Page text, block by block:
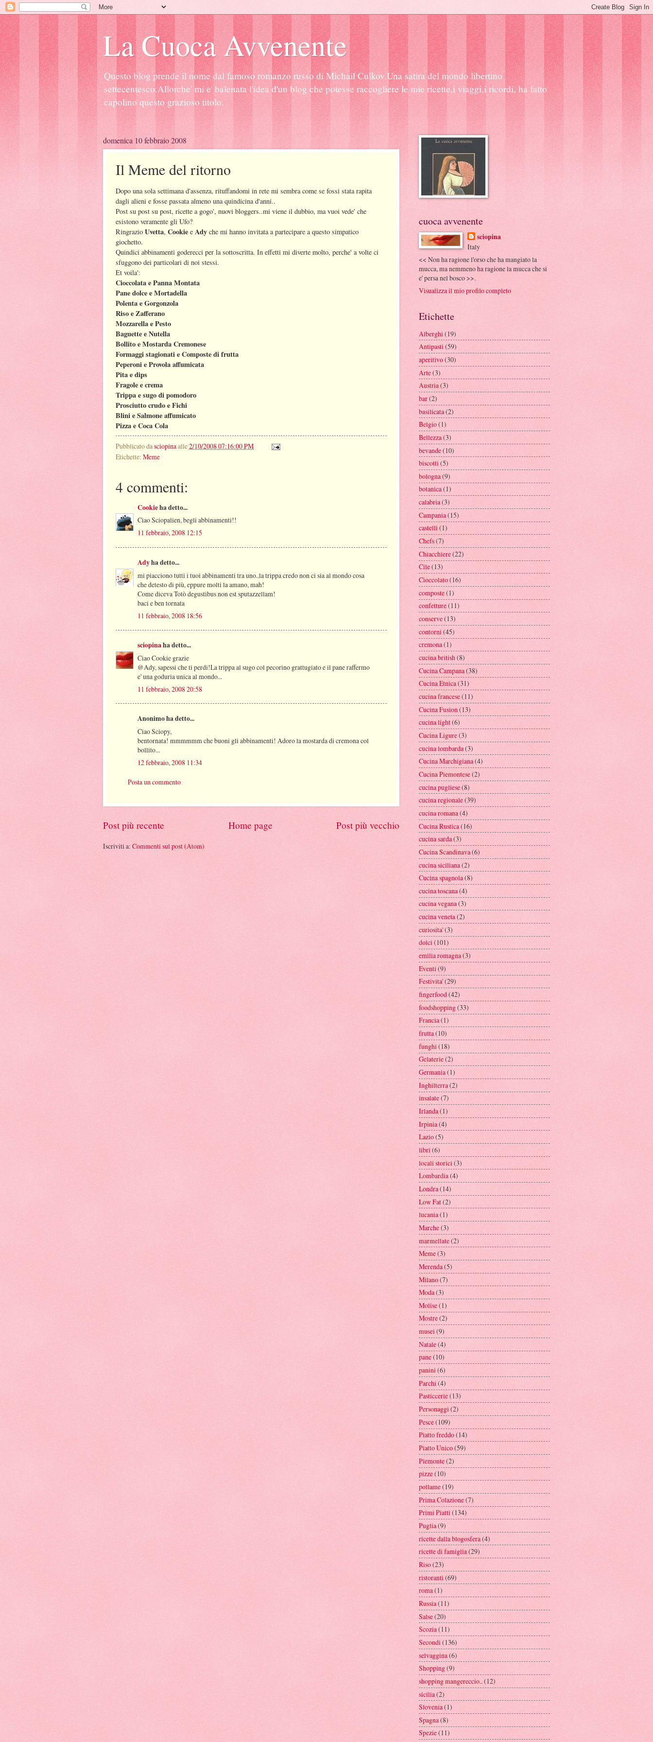
La Cuoca Avvenente
Questo blog prende il nome dal famoso romanzo russo di Michail Culkov.Una satira del mondo libertino
settecentesco.Allorche' mi e' balenata l'idea d'un blog che potesse raccogliere le mie ricette,i viaggi,i ricordi, ha fatto
capolino questo grazioso titolo.
domenica 10 febbraio 2008
Il Meme del ritorno
Dopo una sola settimana d'assenza, rituffandomi in rete mi sembra come se fossi stata rapita
dagli alieni e fosse passata almeno una quindicina d'anni..
Post su post su post, ricette a gogo', nuovi bloggers..mi viene il dubbio, ma vuoi vede' che
esistono veramente gli Ufo?
Ringrazio Uvetta, Cookie e Ady che mi hanno invitata a partecipare a questo simpatico
giochetto.
Quindici abbinamenti goderecci per la sottoscritta. In effetti mi diverte molto, perche' a volte ci
sfuggono dei particolari di noi stessi.
Et voila':
Cioccolata e Panna Montata
Pane dolce e Mortadella
Polenta e Gorgonzola
Riso e Zafferano
Mozzarella e Pesto
Baguette e Nutella
Bollito e Mostarda Cremonese
Formaggi stagionati e Composte di frutta
Peperoni e Provola affumicata
Pita e dips
Fragole e crema
Trippa e sugo di pomodoro
Prosciutto crudo e Fichi
Blini e Salmone affumicato
Pizza e Coca Cola
Pubblicato da sciopina alle2/10/2008 07:16:00 PM
Etichette: Meme
4 commenti:
Cookieha detto...
Ciao Sciopalien, begli abbinamenti!!
11 febbraio, 2008 12:15
Adyha detto...
mi piacciono tutti i tuoi abbinamenti tra uno..la trippa credo non ci sia al mondo cosa
che detesto di più, eppure molti la amano, mah!
Come diceva Totò degustibus non est sputazzellam!
baci e ben tornata
11 febbraio, 2008 18:56
sciopinaha detto...
Ciao Cookie grazie
@Ady, sapessi che ti perdi!La trippa al sugo col pecorino grattugiato e il pane raffermo
e' una goduria unica al mondo...
11 febbraio, 2008 20:58
Anonimo ha detto...
Ciao Sciopy,
bentornata! mmmmmm che buoni gli abbinamenti! Adoro la mostarda di cremona col
bollito...
12 febbraio, 2008 11:34
Posta un commento
Post più recente Post più vecchio
Home page
Iscriviti a: Commenti sul post (Atom)
cuoca avvenente
sciopina
Italy
<< Non ha ragione l'orso che ha mangiato la
mucca, ma nemmeno ha ragione la mucca che si
e' persa nel bosco >>.
Visualizza il mio profilo completo
Etichette
Alberghi (19)
Antipasti(59)
aperitivo(30)
Arte(3)
Austria(3)
bar(2)
basilicata (2)
Belgio(1)
Bellezza(3)
bevande(10)
biscotti(5)
bologna(9)
botanica(1)
calabria(3)
Campania(15)
castelli(1)
Chefs(7)
Chiacchiere(22)
Cile(13)
Cioccolato(16)
composte(1)
confetture(11)
conserve(13)
contorni (45)
cremona(1)
cucina british(8)
Cucina Campana(38)
Cucina Etnica(31)
cucina francese(11)
Cucina Fusion (13)
cucina light(6)
Cucina Ligure(3)
cucina lombarda (3)
Cucina Marchigiana(4)
Cucina Piemontese(2)
cucina pugliese(8)
cucina regionale(39)
cucina romana(4)
Cucina Rustica(16)
cucina sarda(3)
Cucina Scandinava(6)
cucina siciliana (2)
Cucina spagnola(8)
cucina toscana(4)
cucina vegana(3)
cucina veneta(2)
curiosita'(3)
dolci(101)
emilia romagna(3)
Eventi (9)
Festivita'(29)
fingerfood(42)
foodshopping(33)
Francia(1)
frutta(10)
funghi (18)
Gelaterie(2)
Germania(1)
Inghilterra(2)
insalate(7)
Irlanda(1)
Irpinia(4)
Lazio(5)
libri(6)
locali storici (3)
Lombardia(4)
Londra(14)
Low Fat(2)
lucania(1)
Marche(3)
marmellate(2)
Meme(3)
Merenda(5)
Milano(7)
Moda(3)
Molise(1)
Mostre(2)
musei(9)
Natale(4)
pane(10)
panini(6)
Parchi (4)
Pasticcerie(13)
Personaggi(2)
Pesce(109)
Piatto freddo(14)
Piatto Unico(59)
Piemonte(2)
pizze(10)
pollame(19)
Prima Colazione(7)
Primi Piatti(134)
Puglia(9)
ricette dalla blogosfera(4)
ricette di famiglia(29)
Riso(23)
ristoranti (69)
roma(1)
Russia(11)
Salse(20)
Scozia(11)
Secondi(136)
selvaggina (6)
Shopping(9)
shopping mangereccio..(12)
sicilia(2)
Slovenia(1)
Spagna(8)
Spezie(11)